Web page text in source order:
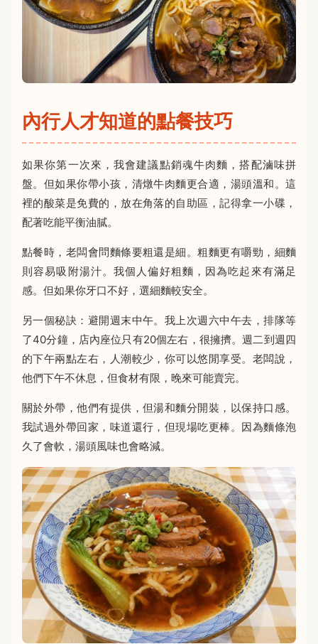
內行人才知道的點餐技巧
如果你第一次來，我會建議點銷魂牛肉麵，搭配滷味拼
盤。但如果你帶小孩，清燉牛肉麵更合適，湯頭溫和。這
裡的酸菜是免費的，放在角落的自助區，記得拿一小碟，
配著吃能平衡油膩。
點餐時，老闆會問麵條要粗還是細。粗麵更有嚼勁，細麵
則容易吸附湯汁。我個人偏好粗麵，因為吃起來有滿足
感。但如果你牙口不好，選細麵較安全。
另一個秘訣：避開週末中午。我上次週六中午去，排隊等
了40分鐘，店內座位只有20個左右，很擁擠。週二到週四
的下午兩點左右，人潮較少，你可以悠閒享受。老闆說，
他們下午不休息，但食材有限，晚來可能賣完。
關於外帶，他們有提供，但湯和麵分開裝，以保持口感。
我試過外帶回家，味道還行，但現場吃更棒。因為麵條泡
久了會軟，湯頭風味也會略減。